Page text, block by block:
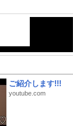
ご紹介します!!!
youtube.com